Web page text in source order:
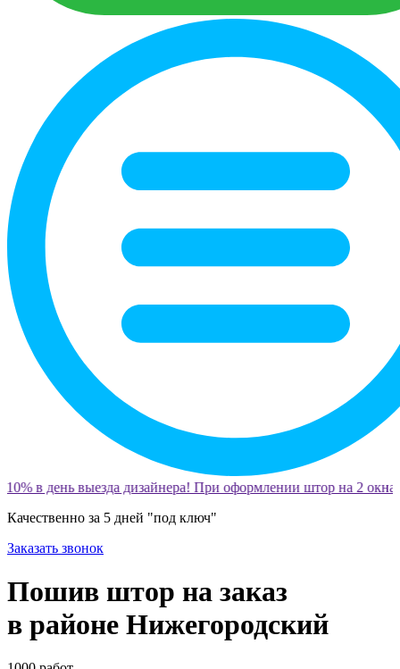
в день выезда дизайнера! При оформлении штор на 2
Качественно за 5 дней "под ключ"
Заказать звонок
Пошив штор на заказ
в районе Нижегородский